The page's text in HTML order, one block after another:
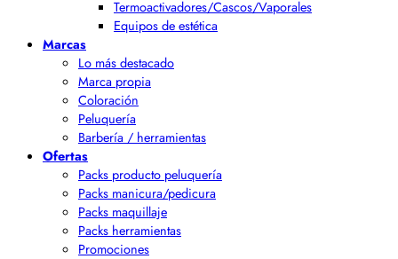
Termoactivadores/Cascos/Vaporales
Equipos de estética
Marcas
Lo más destacado
Marca propia
Coloración
Peluquería
Barbería / herramientas
Ofertas
Packs producto peluquería
Packs manicura/pedicura
Packs maquillaje
Packs herramientas
Promociones